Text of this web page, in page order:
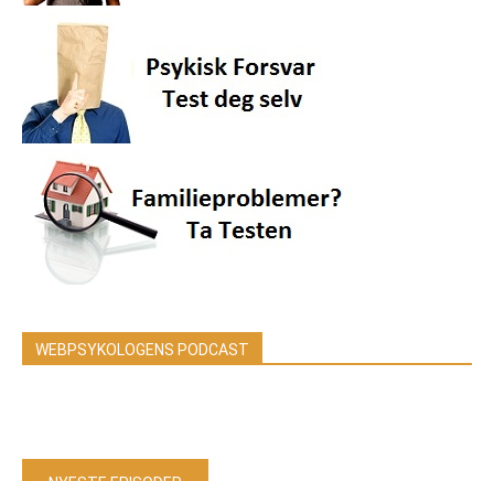
WEBPSYKOLOGENS PODCAST